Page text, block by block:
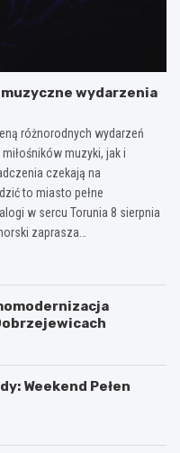
wydarzenia
różnorodnych wydarzeń
muzyki, jak i
czekają na
to miasto pełne
w sercu Torunia 8 sierpnia
zaprasza…
Weekend Pełen